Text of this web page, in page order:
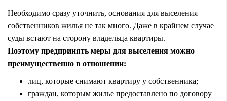
Необходимо сразу уточнить, основания для выселения
собственников жилья не так много. Даже в крайнем случае
суды встают на сторону владельца квартиры.
Поэтому предпринять меры для выселения можно
преимущественно в отношении:
лиц, которые снимают квартиру у собственника;
граждан, которым жилье предоставлено по договору